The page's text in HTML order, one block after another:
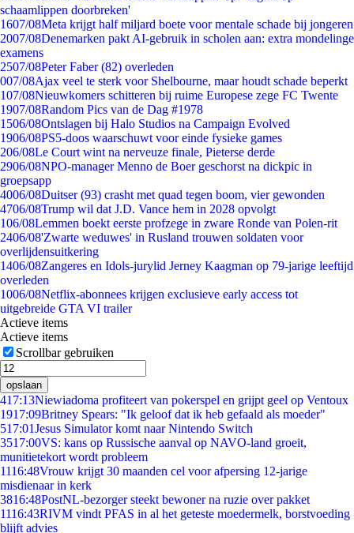
schaamlippen doorbreken'
1607/08Meta krijgt half miljard boete voor mentale schade bij jongeren
2007/08Denemarken pakt AI-gebruik in scholen aan: extra mondelinge
examens
2507/08Peter Faber (82) overleden
007/08Ajax veel te sterk voor Shelbourne, maar houdt schade beperkt
107/08Nieuwkomers schitteren bij ruime Europese zege FC Twente
1907/08Random Pics van de Dag #1978
1506/08Ontslagen bij Halo Studios na Campaign Evolved
1906/08PS5-doos waarschuwt voor einde fysieke games
206/08Le Court wint na nerveuze finale, Pieterse derde
2906/08NPO-manager Menno de Boer geschorst na dickpic in
groepsapp
4006/08Duitser (93) crasht met quad tegen boom, vier gewonden
4706/08Trump wil dat J.D. Vance hem in 2028 opvolgt
106/08Lemmen boekt eerste profzege in zware Ronde van Polen-rit
2406/08'Zwarte weduwes' in Rusland trouwen soldaten voor
overlijdensuitkering
1406/08Zangeres en Idols-jurylid Jerney Kaagman op 79-jarige leeftijd
overleden
1006/08Netflix-abonnees krijgen exclusieve early access tot
uitgebreide GTA VI trailer
Actieve items
Actieve items
Scrollbar gebruiken
opslaan
417:13Niewiadoma profiteert van pokerspel en grijpt geel op Ventoux
1917:09Britney Spears: "Ik geloof dat ik heb gefaald als moeder"
517:01Jesus Simulator komt naar Nintendo Switch
3517:00VS: kans op Russische aanval op NAVO-land groeit,
munitietekort wordt probleem
1116:48Vrouw krijgt 30 maanden cel voor afpersing 12-jarige
misdienaar in kerk
3816:48PostNL-bezorger steekt bewoner na ruzie over pakket
1116:43RIVM vindt PFAS in al het geteste moedermelk, borstvoeding
blijft advies